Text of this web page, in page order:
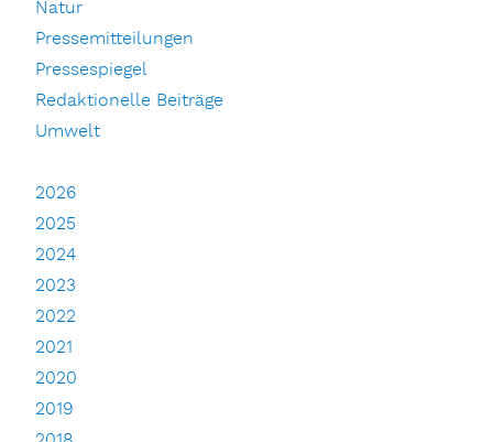
Natur
Pressemitteilungen
Pressespiegel
Redaktionelle Beiträge
Umwelt
2026
2025
2024
2023
2022
2021
2020
2019